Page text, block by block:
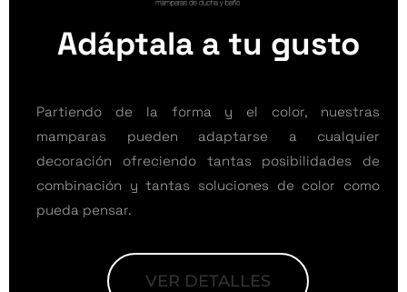
Adáptala a tu gusto
Partiendo de la forma y el color, nuestras
mamparas pueden adaptarse a cualquier
decoración ofreciendo tantas posibilidades de
combinación y tantas soluciones de color como
pueda pensar.
VER DETALLES